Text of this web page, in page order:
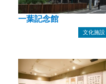
一葉記念館
文化施設